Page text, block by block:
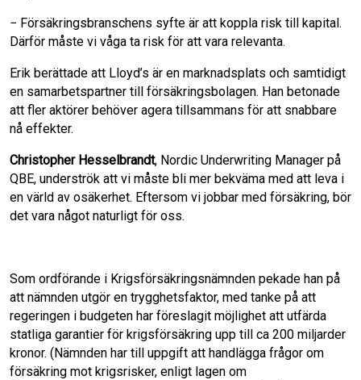
− Försäkringsbranschens syfte är att koppla risk till kapital.
Därför måste vi våga ta risk för att vara relevanta.
Erik berättade att Lloyd’s är en marknadsplats och samtidigt
en samarbetspartner till försäkringsbolagen. Han betonade
att fler aktörer behöver agera tillsammans för att snabbare
nå effekter.
Christopher Hesselbrandt, Nordic Underwriting Manager på
QBE, underströk att vi måste bli mer bekväma med att leva i
en värld av osäkerhet. Eftersom vi jobbar med försäkring, bör
det vara något naturligt för oss.
Som ordförande i Krigsförsäkringsnämnden pekade han på
att nämnden utgör en trygghetsfaktor, med tanke på att
regeringen i budgeten har föreslagit möjlighet att utfärda
statliga garantier för krigsförsäkring upp till ca 200 miljarder
kronor. (Nämnden har till uppgift att handlägga frågor om
försäkring mot krigsrisker, enligt lagen om